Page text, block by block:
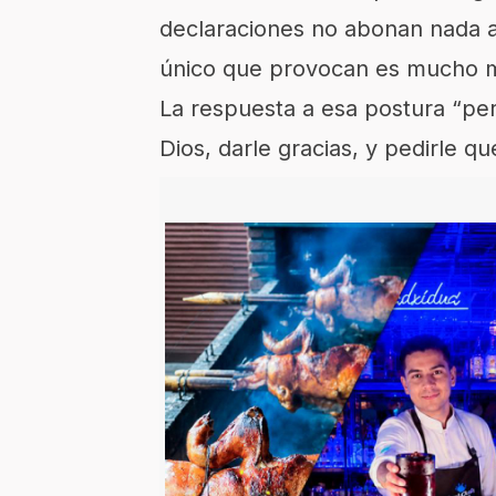
declaraciones no abonan nada
único que provocan es mucho
La respuesta a esa postura
Dios, darle gracias, y pedirle